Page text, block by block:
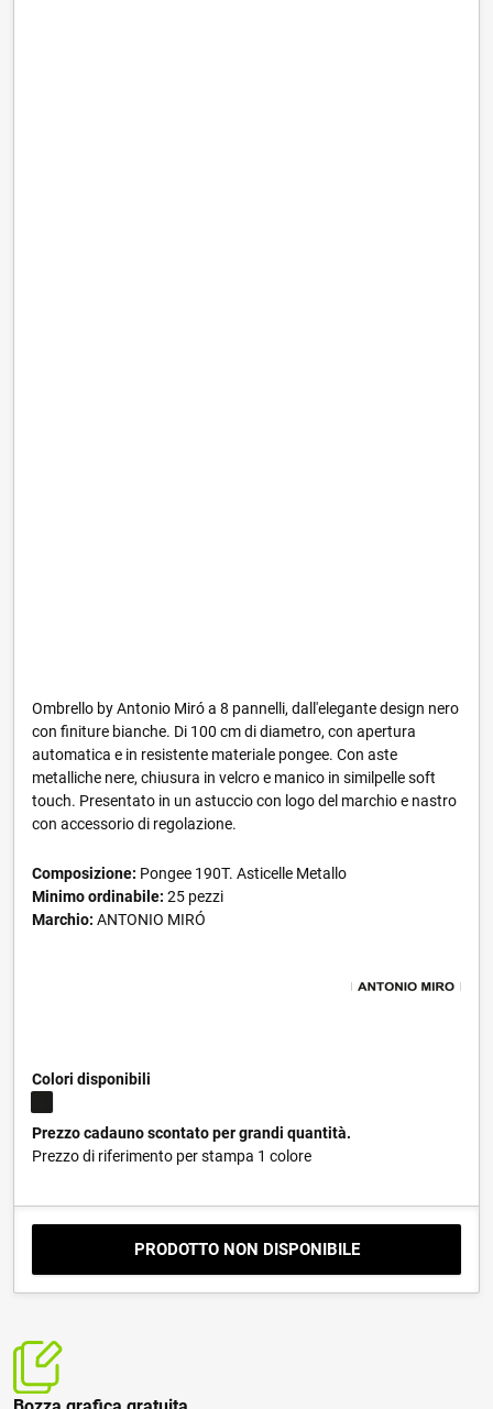
Ombrello by Antonio Miró a 8 pannelli, dall'elegante design nero
con finiture bianche. Di 100 cm di diametro, con apertura
automatica e in resistente materiale pongee. Con aste
metalliche nere, chiusura in velcro e manico in similpelle soft
touch. Presentato in un astuccio con logo del marchio e nastro
con accessorio di regolazione.
Composizione: Pongee 190T. Asticelle Metallo
Minimo ordinabile: 25 pezzi
Marchio: ANTONIO MIRÓ
Colori disponibili
Prezzo cadauno scontato per grandi quantità.
Prezzo di riferimento per stampa 1 colore
PRODOTTO NON DISPONIBILE